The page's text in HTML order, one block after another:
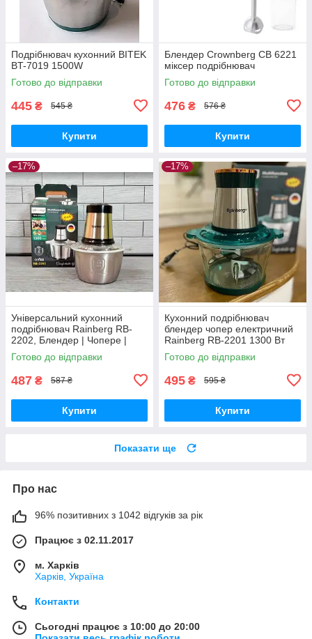
Подрібнювач кухонний BITEK
BT-7019 1500W
Готово до відправки
445 ₴ 545 ₴
Купити
Блендер Crownberg CB 6221
міксер подрібнювач
Готово до відправки
476 ₴ 576 ₴
Купити
–17%
Універсальний кухонний
подрібнювач Rainberg RB-
2202, Блендер | Чопере |
М'ясорубка із системою
подвійних лез
Готово до відправки
487 ₴ 587 ₴
Купити
–17%
Кухонний подрібнювач
блендер чопер електричний
Rainberg RB-2201 1300 Вт
для подрібнення продуктів із
чашею н
Готово до відправки
495 ₴ 595 ₴
Купити
Показати ще
Про нас
96% позитивних з 1042 відгуків за рік
Працює з 02.11.2017
м. Харків
Харків, Україна
Контакти
Сьогодні працює з 10:00 до 20:00